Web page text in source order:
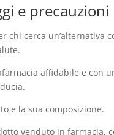
e precauzioni
cerca
affidabile e con
e la sua composizione.
venduto in farmacia,